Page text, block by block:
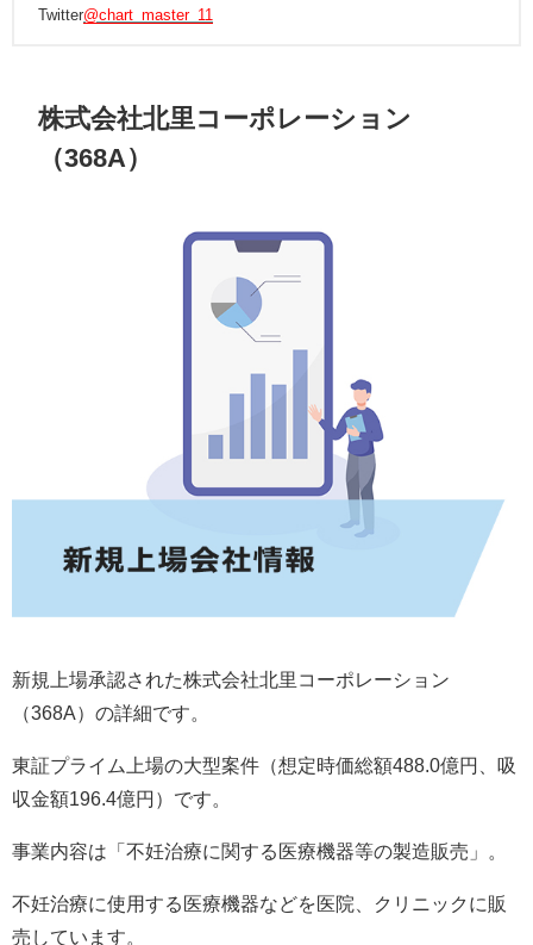
Twitter@chart_master_11
株式会社北里コーポレーション
（368A）
新規上場承認された株式会社北里コーポレーション
（368A）の詳細です。
東証プライム上場の大型案件（想定時価総額488.0億円、吸
収金額196.4億円）です。
事業内容は「不妊治療に関する医療機器等の製造販売」。
不妊治療に使用する医療機器などを医院、クリニックに販
売しています。